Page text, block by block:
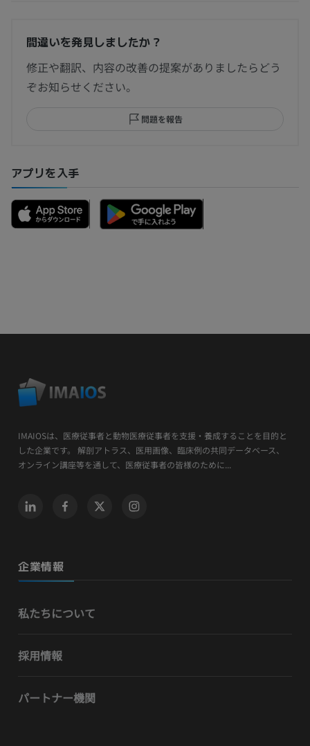
間違いを発見しましたか？
修正や翻訳、内容の改善の提案がありましたらどう
ぞお知らせください。
問題を報告
アプリを入手
IMAIOSは、医療従事者と動物医療従事者を支援・養成することを目的と
した企業です。 解剖アトラス、医用画像、臨床例の共同データベース、
オンライン講座等を通して、医療従事者の皆様のために...
企業情報
私たちについて
採用情報
パートナー機関